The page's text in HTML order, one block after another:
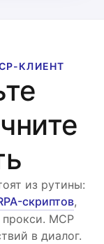
КЛИЕНТ
из рутины:
скриптов,
MCP
в диалог.